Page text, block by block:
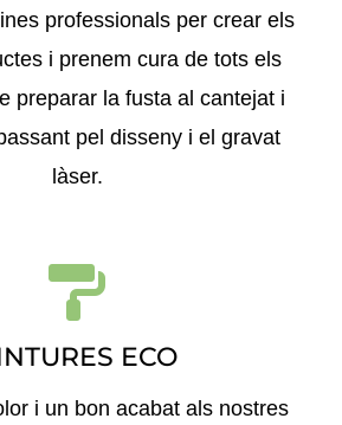
professionals per crear els
i prenem cura de tots els
preparar la fusta al cantejat i
pel disseny i el gravat
làser.
ECO
i un bon acabat als nostres